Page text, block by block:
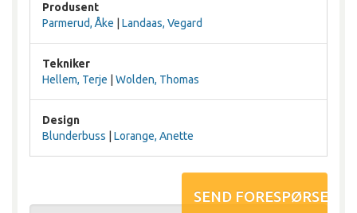
Produsent
Parmerud, Åke
Landaas, Vegard
Tekniker
Hellem, Terje
Wolden, Thomas
Design
Blunderbuss
Lorange, Anette